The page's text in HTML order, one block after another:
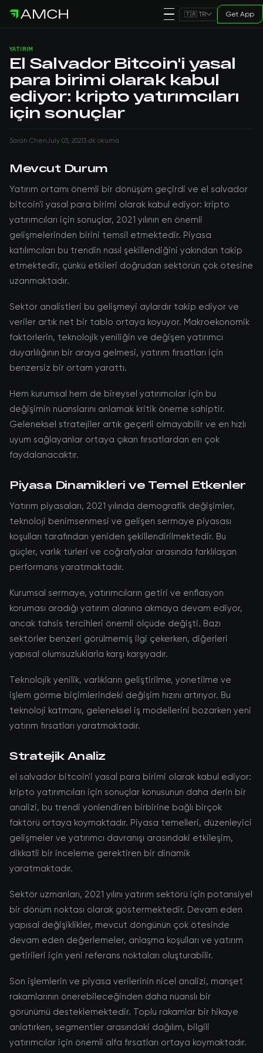
🇹🇷 TR Get App
YATIRIM
El Salvador Bitcoin'i yasal
para birimi olarak kabul
ediyor: kripto yatırımcıları
için sonuçlar
Sarah ChenJuly 03, 20213 dk okuma
Mevcut Durum
Yatırım ortamı önemli bir dönüşüm geçirdi ve el salvador
bitcoin'i yasal para birimi olarak kabul ediyor: kripto
yatırımcıları için sonuçlar, 2021 yılının en önemli
gelişmelerinden birini temsil etmektedir. Piyasa
katılımcıları bu trendin nasıl şekillendiğini yakından takip
etmektedir, çünkü etkileri doğrudan sektörün çok ötesine
uzanmaktadır.
Sektör analistleri bu gelişmeyi aylardır takip ediyor ve
veriler artık net bir tablo ortaya koyuyor. Makroekonomik
faktörlerin, teknolojik yeniliğin ve değişen yatırımcı
duyarlılığının bir araya gelmesi, yatırım fırsatları için
benzersiz bir ortam yarattı.
Hem kurumsal hem de bireysel yatırımcılar için bu
değişimin nüanslarını anlamak kritik öneme sahiptir.
Geleneksel stratejiler artık geçerli olmayabilir ve en hızlı
uyum sağlayanlar ortaya çıkan fırsatlardan en çok
faydalanacaktır.
Piyasa Dinamikleri ve Temel Etkenler
Yatırım piyasaları, 2021 yılında demografik değişimler,
teknoloji benimsenmesi ve gelişen sermaye piyasası
koşulları tarafından yeniden şekillendirilmektedir. Bu
güçler, varlık türleri ve coğrafyalar arasında farklılaşan
performans yaratmaktadır.
Kurumsal sermaye, yatırımcıların getiri ve enflasyon
koruması aradığı yatırım alanına akmaya devam ediyor,
ancak tahsis tercihleri önemli ölçüde değişti. Bazı
sektörler benzeri görülmemiş ilgi çekerken, diğerleri
yapısal olumsuzluklarla karşı karşıyadır.
Teknolojik yenilik, varlıkların geliştirilme, yönetilme ve
işlem görme biçimlerindeki değişim hızını artırıyor. Bu
teknoloji katmanı, geleneksel iş modellerini bozarken yeni
yatırım fırsatları yaratmaktadır.
Stratejik Analiz
el salvador bitcoin'i yasal para birimi olarak kabul ediyor:
kripto yatırımcıları için sonuçlar konusunun daha derin bir
analizi, bu trendi yönlendiren birbirine bağlı birçok
faktörü ortaya koymaktadır. Piyasa temelleri, düzenleyici
gelişmeler ve yatırımcı davranışı arasındaki etkileşim,
dikkatli bir inceleme gerektiren bir dinamik
yaratmaktadır.
Sektör uzmanları, 2021 yılını yatırım sektörü için potansiyel
bir dönüm noktası olarak göstermektedir. Devam eden
yapısal değişiklikler, mevcut döngünün çok ötesinde
devam eden değerlemeler, anlaşma koşulları ve yatırım
getirileri için yeni referans noktaları oluşturabilir.
Son işlemlerin ve piyasa verilerinin nicel analizi, manşet
rakamlarının önerebileceğinden daha nüanslı bir
görünümü desteklemektedir. Toplu rakamlar bir hikaye
anlatırken, segmentler arasındaki dağılım, bilgili
yatırımcılar için önemli alfa fırsatları ortaya koymaktadır.